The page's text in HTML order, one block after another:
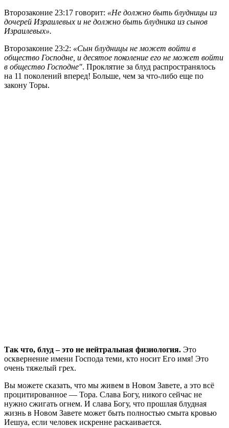
Второзаконие 23:17 говорит: «Не должно быть блудницы из
дочерей Израилевых и не должно быть блудника из сынов
Израилевых».
Второзаконие 23:2: «Сын блудницы не может войти в
общество Господне, и десятое поколение его не может войти
в общество Господне". Проклятие за блуд распространялось
на 11 поколений вперед! Больше, чем за что-либо еще по
закону Торы.
Так что, блуд – это не нейтральная физиология. Это
осквернение имени Господа теми, кто носит Его имя! Это
очень тяжелый грех.
Вы можете сказать, что мы живем в Новом Завете, а это всё
процитированное — Тора. Слава Богу, никого сейчас не
нужно сжигать огнем. И слава Богу, что прошлая блудная
жизнь в Новом Завете может быть полностью смыта кровью
Иешуа, если человек искренне раскаивается.